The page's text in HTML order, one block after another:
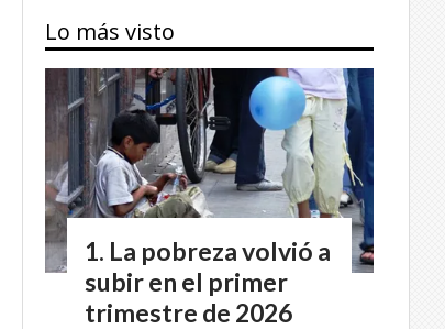
Lo más visto
La pobreza volvió a
subir en el primer
trimestre de 2026